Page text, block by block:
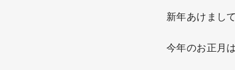
新年あけまし
今年のお正月